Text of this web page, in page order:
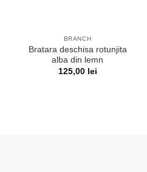
BRANCH
Bratara deschisa rotunjita
alba din lemn
125,00 lei